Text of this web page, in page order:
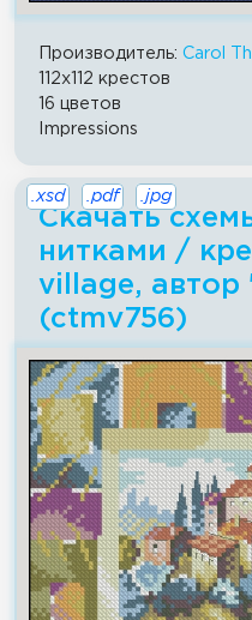
Производитель: Carol
112x112 крестов
16 цветов
Impressions
Скачать
нитками /
village, автор
(ctmv756)
.xsd .pdf .jpg